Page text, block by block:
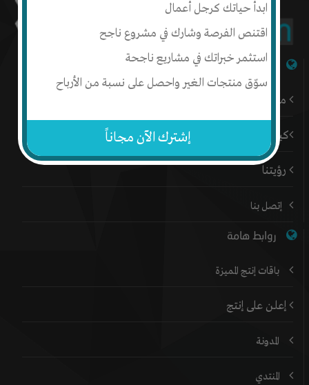
ابدأ حياتك كرجل أعمال
اقتنص الفرصة وشارك في مشروع ناجح
استثمر خبراتك في مشاريع ناجحة
سوّق منتجات الغير واحصل على نسبة من الأرباح
إشترك الآن مجاناً
شبكة إنتج
من نحن
كيف أبدأ
رؤيتنا
إتصل بنا
روابط هامة
باقات إنتج المميزة
إعلن على إنتج
المدونة
المنتدي